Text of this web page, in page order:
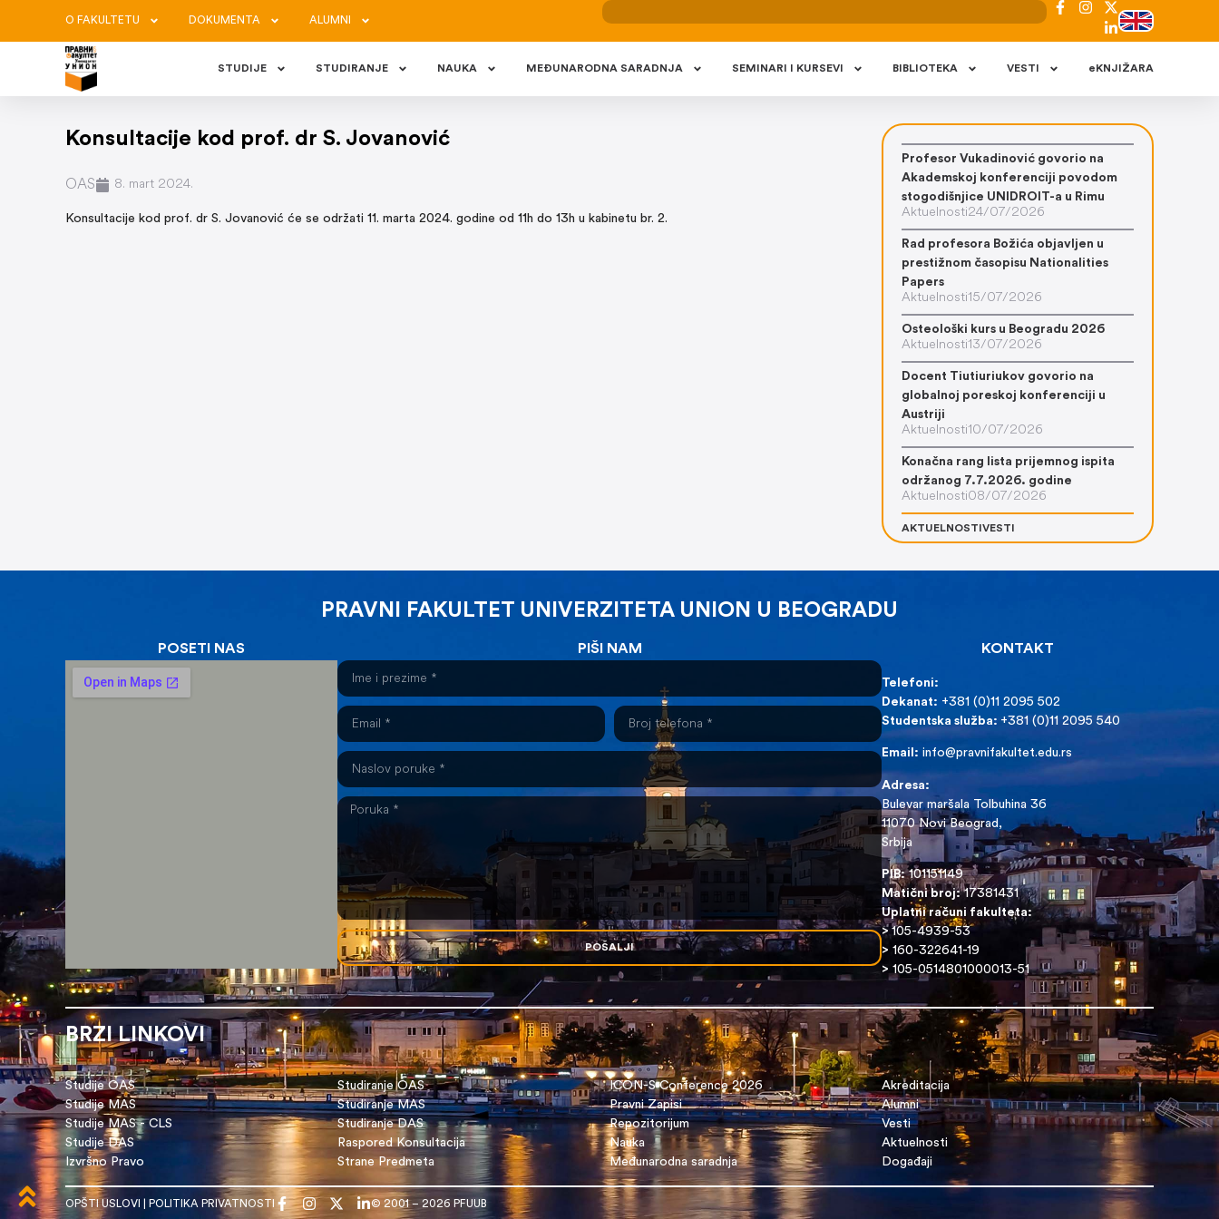
O FAKULTETU DOKUMENTA ALUMNI
STUDIJE STUDIRANJE NAUKA MEÐUNARODNA SARADNJA SEMINARI I KURSEVI BIBLIOTEKA VESTI eKNJIŽARA
Konsultacije kod prof. dr S. Jovanović
OAS 8. mart 2024.
Konsultacije kod prof. dr S. Jovanović će se održati 11. marta 2024. godine od 11h do 13h u kabinetu br. 2.
Profesor Vukadinović govorio na
Akademskoj konferenciji povodom
stogodišnjice UNIDROIT-a u Rimu
Aktuelnosti24/07/2026
Rad profesora Božića objavljen u
prestižnom časopisu Nationalities
Papers
Aktuelnosti15/07/2026
Osteološki kurs u Beogradu 2026
Aktuelnosti13/07/2026
Docent Tiutiuriukov govorio na
globalnoj poreskoj konferenciji u
Austriji
Aktuelnosti10/07/2026
Konačna rang lista prijemnog ispita
održanog 7.7.2026. godine
Aktuelnosti08/07/2026
AKTUELNOSTI VESTI
PRAVNI FAKULTET UNIVERZITETA UNION U BEOGRADU
KONTAKT
Telefoni:
Dekanat: +381 (0)11 2095 502
Studentska služba: +381 (0)11 2095 540
Email: info@pravnifakultet.edu.rs
Adresa:
Bulevar maršala Tolbuhina 36
11070 Novi Beograd,
Srbija
PIB:101151149
Matični broj:17381431
Uplatni računi fakulteta:
>105-4939-53
> 160-322641-19
>105-0514801000013-51
PIŠI NAM
POŠALJI
POSETI NAS
BRZI LINKOVI
Studije OAS
Studije MAS
Studije MAS - CLS
Studije DAS
Izvršno Pravo
Studiranje OAS
Studiranje MAS
Studiranje DAS
Raspored Konsultacija
Strane Predmeta
ICON-S Conference 2026
Pravni Zapisi
Repozitorijum
Nauka
Međunarodna saradnja
Akreditacija
Alumni
Vesti
Aktuelnosti
Događaji
OPŠTI USLOVI POLITIKA PRIVATNOSTI © 2001 – 2026 PFUUB